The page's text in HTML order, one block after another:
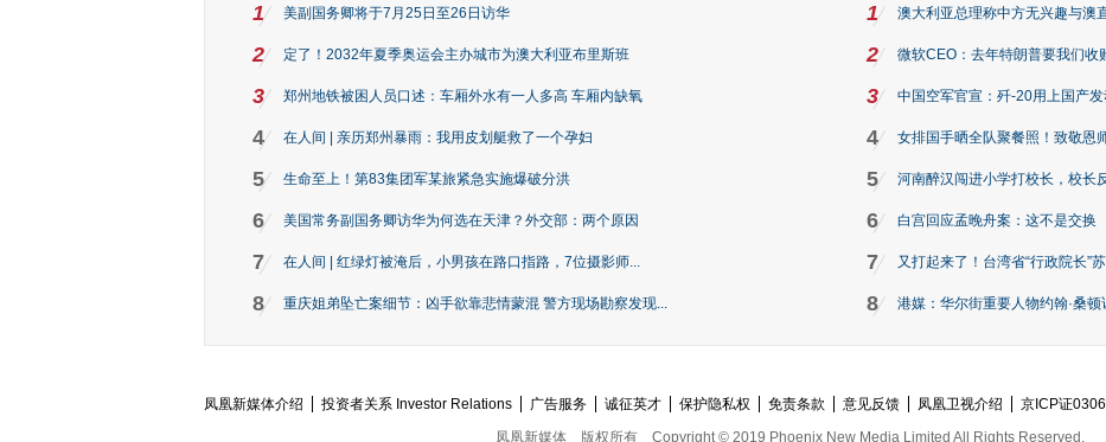
1 美副国务卿将于7月25日至26日访华
2 定了！2032年夏季奥运会主办城市为澳大利亚布里斯班
3 郑州地铁被困人员口述：车厢外水有一人多高 车厢内缺氧
4 在人间 | 亲历郑州暴雨：我用皮划艇救了一个孕妇
5 生命至上！第83集团军某旅紧急实施爆破分洪
6 美国常务副国务卿访华为何选在天津？外交部：两个原因
7 在人间 | 红绿灯被淹后，小男孩在路口指路，7位摄影师...
8 重庆姐弟坠亡案细节：凶手欲靠悲情蒙混 警方现场勘察发现...
1 澳大利亚总理称中方无兴趣与澳
2 微软CEO：去年特朗普要我们收
3 中国空军官宣：歼-20用上国产发
4 女排国手晒全队聚餐照！致敬恩
5 河南醉汉闯进小学打校长，校长
6 白宫回应孟晚舟案：这不是交换
7 又打起来了！台湾省“行政院长”
8 港媒：华尔街重要人物约翰·桑
凤凰新媒体介绍 投资者关系 Investor Relations 广告服务 诚征英才 保护隐私权 免责条款 意见反馈 凤凰卫视介绍 京ICP证
凤凰新媒体
版权所有 Copyright © 2019 Phoenix New Media Limited All Rights Reserved.